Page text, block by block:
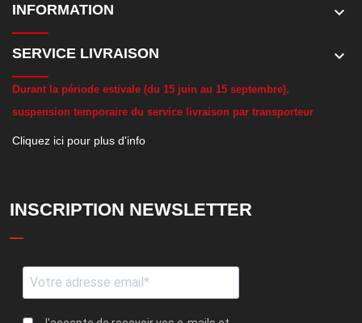
INFORMATION keyboard_arrow_down
SERVICE LIVRAISON keyboard_arrow_down
Durant la période estivale (du 15 juin au 15 septembre),
suspension temporaire du service livraison par transporteur
Cliquez ici pour plus d'info
INSCRIPTION NEWSLETTER